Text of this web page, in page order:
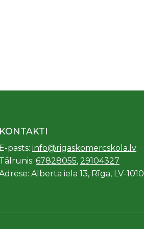
pasts: info@rigaskomercskola.lv
67828055, 29104327
Alberta iela 13, Rīga, LV-1010